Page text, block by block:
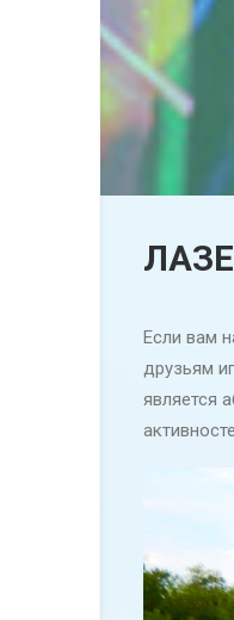
Если вам
друзьям
является